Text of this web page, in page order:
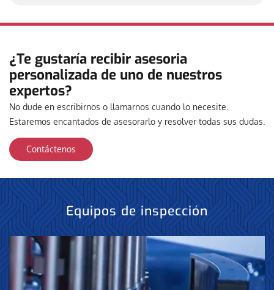
¿Te gustaría recibir asesoria
personalizada de uno de nuestros
expertos?
No dude en escribirnos o llamarnos cuando lo necesite.
Estaremos encantados de asesorarlo y resolver todas sus dudas.
Contáctenos
Equipos de inspección